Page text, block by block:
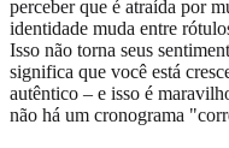
perceber que é atraída por
identidade muda entre
Isso não torna seus
significa que você está
autêntico – e isso é
não há um cronograma